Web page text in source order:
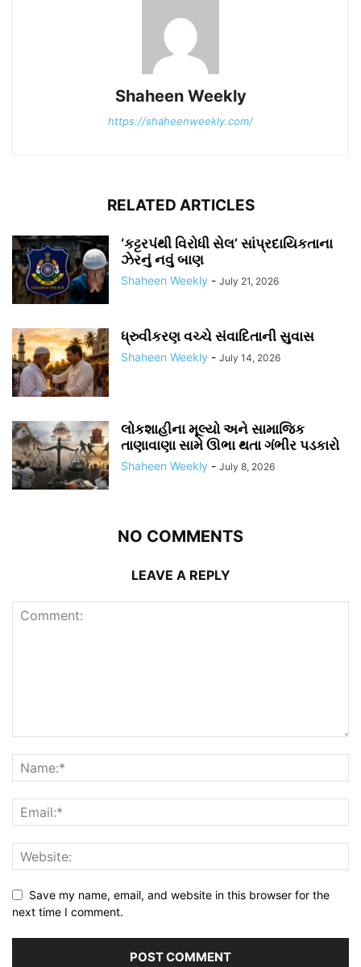
Shaheen Weekly
https://shaheenweekly.com/
RELATED ARTICLES
‘કટ્ટરપંથી વિરોધી સેલ’ સાંપ્રદાયિકતાના
ઝેરનું નવું બાણ
Shaheen Weekly - July 21, 2026
ધ્રુવીકરણ વચ્ચે સંવાદિતાની સુવાસ
Shaheen Weekly - July 14, 2026
લોકશાહીના મૂલ્યો અને સામાજિક
તાણાવાણા સામે ઊભા થતા ગંભીર પડકારો
Shaheen Weekly - July 8, 2026
NO COMMENTS
LEAVE A REPLY
Save my name, email, and website in this browser for the
next time I comment.